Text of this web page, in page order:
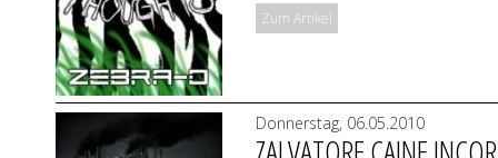
Zum Artikel
Donnerstag, 06.05.2010